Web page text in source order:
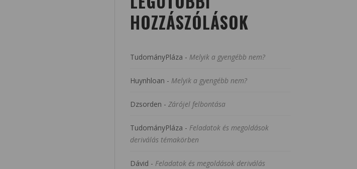
HOZZÁSZÓLÁSOK
TudományPláza - Melyik a gyengébb nem?
Huynhloan - Melyik a gyengébb nem?
Dzsorden - Zárójel felbontása
TudományPláza - Feladatok és megoldások
deriválás témakörben
Dávid - Feladatok és megoldások deriválás